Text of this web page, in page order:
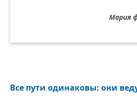
Мария
Все пути одинаковы: они